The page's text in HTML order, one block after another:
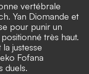
vertébrale
Yan Diomande et
pour punir un
très haut.
justesse
Fofana
duels.